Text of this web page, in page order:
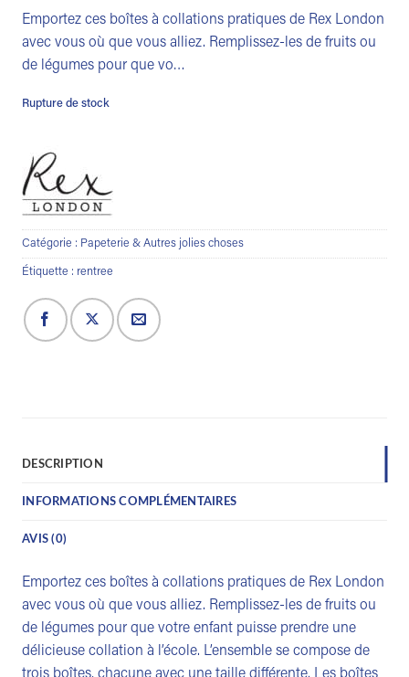
Emportez ces boîtes à collations pratiques de Rex London
avec vous où que vous alliez. Remplissez-les de fruits ou
de légumes pour que vo…
Rupture de stock
Catégorie : Papeterie & Autres jolies choses
Étiquette : rentree
DESCRIPTION
INFORMATIONS COMPLÉMENTAIRES
AVIS (0)
Emportez ces boîtes à collations pratiques de Rex London
avec vous où que vous alliez. Remplissez-les de fruits ou
de légumes pour que votre enfant puisse prendre une
délicieuse collation à l’école. L’ensemble se compose de